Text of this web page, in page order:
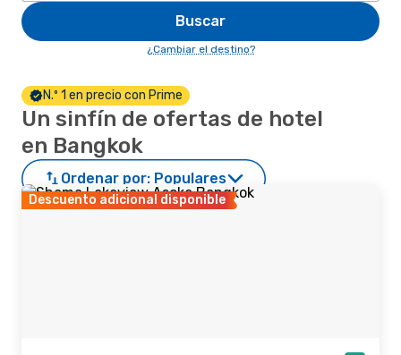
Buscar
¿Cambiar el destino?
N.º 1 en precio con Prime
Un sinfín de ofertas de hotel
en Bangkok
Ordenar por: Populares
Descuento adicional disponible